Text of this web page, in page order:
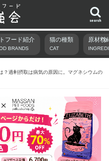
search
フード紹介
BRANDS
猫の種類
CAT
原材料
？過剰摂取は病気の原因に。マグネシウムの